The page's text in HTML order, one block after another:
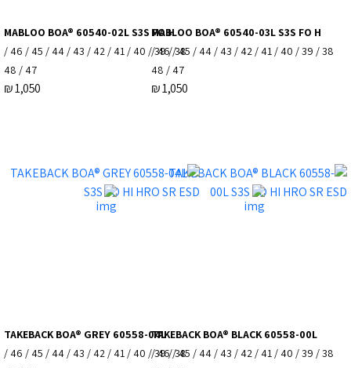
MABLOO BOA® 60540-03L S3S FO H
38 / 39 / 40 / 41 / 42 / 43 / 44 / 45 / 46 /
47 / 48
1,050
₪
MABLOO BOA® 60540-02L S3S FO H
38 / 39 / 40 / 41 / 42 / 43 / 44 / 45 / 46 /
47 / 48
1,050
₪
TAKEBACK BOA® BLACK 60558-00L
38 / 39 / 40 / 41 / 42 / 43 / 44 / 45 / 46 /
TAKEBACK BOA® GREY 60558-04L
38 / 39 / 40 / 41 / 42 / 43 / 44 / 45 / 46 /